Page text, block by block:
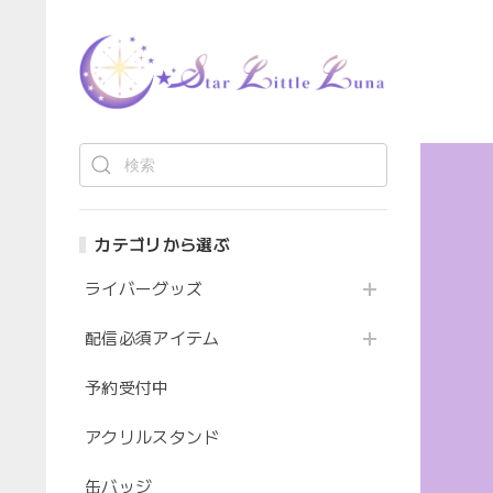
カテゴリから選ぶ
ライバーグッズ
配信必須アイテム
予約受付中
アクリルスタンド
缶バッジ